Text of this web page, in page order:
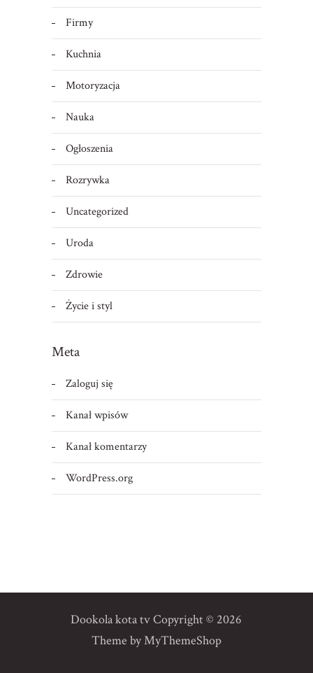
Firmy
Kuchnia
Motoryzacja
Nauka
Ogłoszenia
Rozrywka
Uncategorized
Uroda
Zdrowie
Życie i styl
Meta
Zaloguj się
Kanał wpisów
Kanał komentarzy
WordPress.org
Dookola kota tvCopyright © 2026
Theme byMyThemeShop